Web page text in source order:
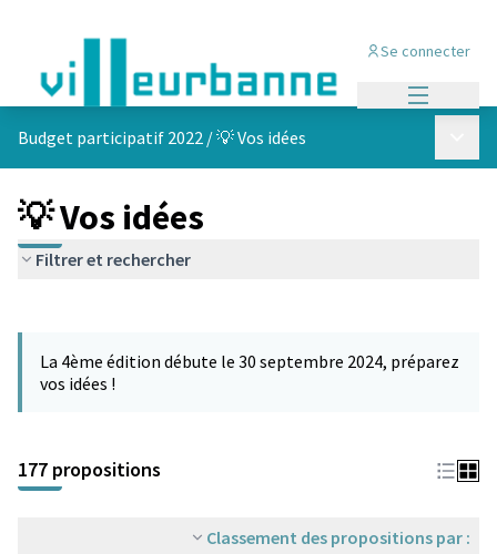
Se connecter
Budget participatif 2022 /💡 Vos idées
💡 Vos idées
Filtrer et rechercher
−
La 4ème édition débute le 30 septembre 2024, préparez
vos idées !
177 propositions
Classement des propositions par :